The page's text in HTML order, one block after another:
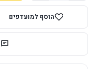
הוסף למועדפים